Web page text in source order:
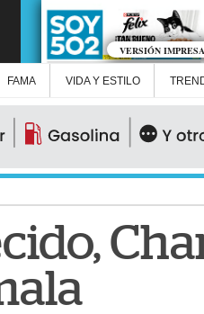
VERSIÓN IMPRESA
FAMA VIDA Y ESTILO